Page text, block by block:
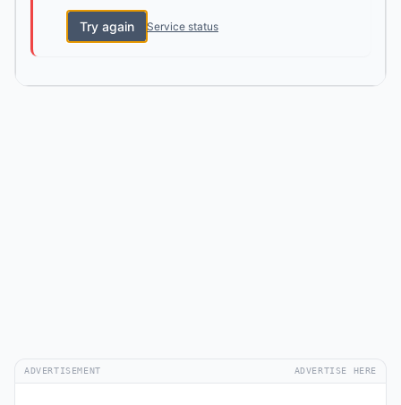
Try again Service status
ADVERTISEMENT ADVERTISE HERE